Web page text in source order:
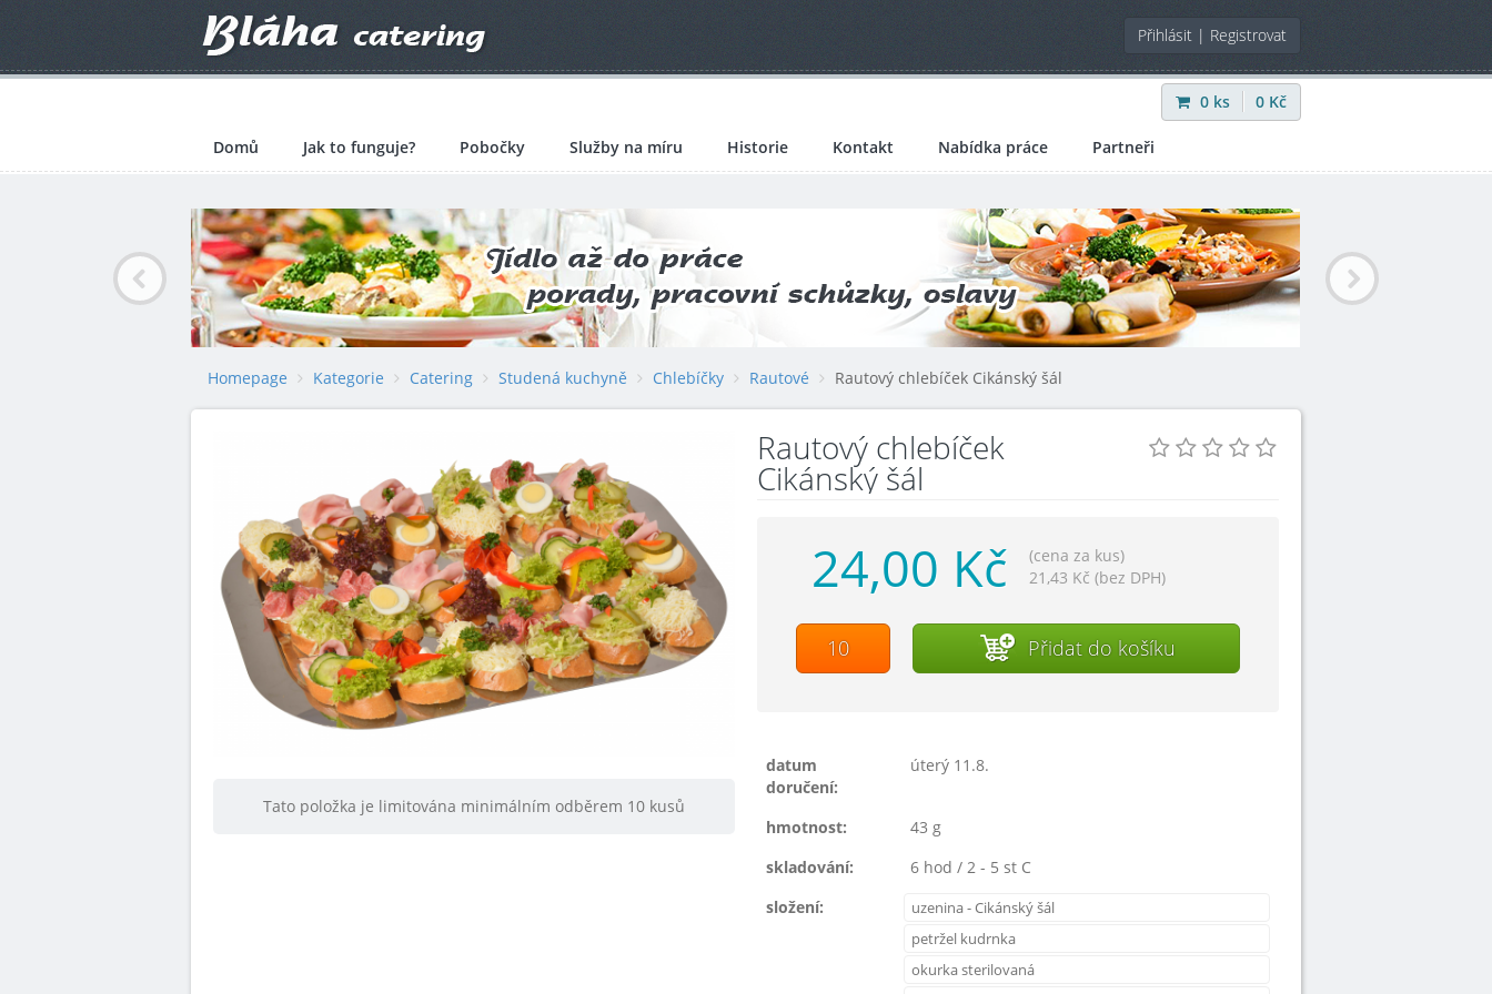
Přihlásit | Registrovat
0 ks 0 Kč
Domů Jak to funguje? Pobočky Služby na míru Historie Kontakt Nabídka práce Partneři
Homepage Kategorie Catering Studená kuchyně Chlebíčky Rautové Rautový chlebíček Cikánský šál
Tato položka je limitována minimálním odběrem 10 kusů
Rautový chlebíček
Cikánský šál
24,00 Kč
(cena za kus)
21,43 Kč (bez DPH)
Přidat do košíku
datum
doručení:
úterý 11.8.
hmotnost:
43 g
skladování:
6 hod / 2 - 5 st C
složení:
uzenina - Cikánský šál
petržel kudrnka
okurka sterilovaná